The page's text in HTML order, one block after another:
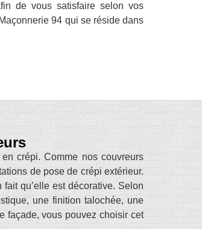
de vous satisfaire selon vos
94 qui se réside dans
crépi. Comme nos couvreurs
de pose de crépi extérieur.
qu’elle est décorative. Selon
une finition talochée, une
façade, vous pouvez choisir cet